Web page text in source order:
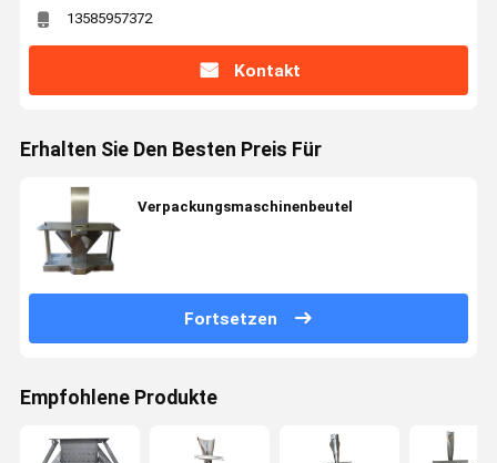
13585957372
Kontakt
Erhalten Sie Den Besten Preis Für
Verpackungsmaschinenbeutel
Fortsetzen
Empfohlene Produkte